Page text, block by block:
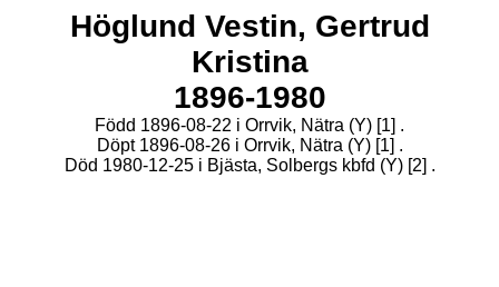
Höglund Vestin, Gertrud
Kristina
1896-1980
Född 1896-08-22 i Orrvik, Nätra (Y) [1] .
Döpt 1896-08-26 i Orrvik, Nätra (Y) [1] .
Död 1980-12-25 i Bjästa, Solbergs kbfd (Y) [2] .